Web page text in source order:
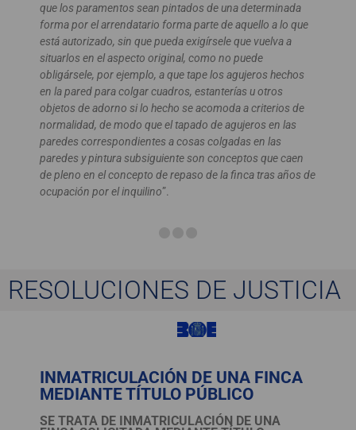
que los paramentos sean pintados de una determinada
forma por el arrendatario forma parte de aquello a lo que
está autorizado, sin que pueda exigírsele que vuelva a
situarlos en el aspecto original, como no puede
obligársele, por ejemplo, a que tape los agujeros hechos
en la pared para colgar cuadros, estanterías u otros
objetos de adorno si lo hecho se acomoda a criterios de
normalidad, de modo que el tapado de agujeros en las
paredes correspondientes a cosas colgadas en las
paredes y pintura subsiguiente son conceptos que caen
de pleno en el concepto de repaso de la finca tras años de
ocupación por el inquilino”.
RESOLUCIONES DE JUSTICIA
INMATRICULACIÓN DE UNA FINCA
MEDIANTE TÍTULO PÚBLICO
SE TRATA DE INMATRICULACIÓN DE UNA